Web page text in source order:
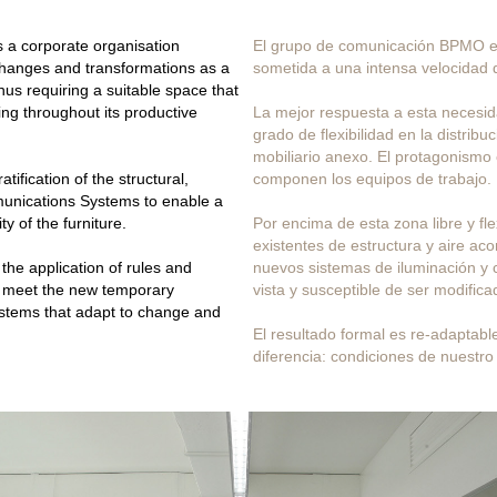
a corporate organisation
and transformations as a
requiring a suitable space that
throughout its productive
of the structural,
Systems to enable a
of the furniture.
application of rules and
the new temporary
that adapt to change and
El grupo de comunicación BPMO
sometida a una intensa velocidad
La mejor respuesta a esta
grado de flexibilidad en la
mobiliario anexo. El
componen los equipos de trabajo.
Por encima de esta zona libre y
existentes de estructura y aire
nuevos sistemas de iluminación y
vista y susceptible de ser
El resultado formal es re-
diferencia: condiciones de